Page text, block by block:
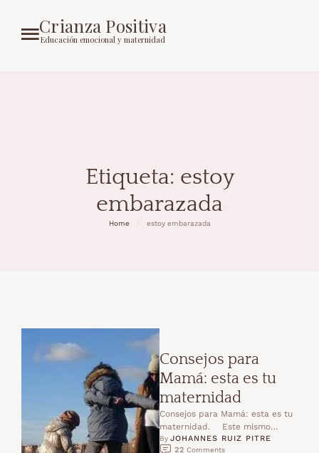
Crianza Positiva
Educación emocional y maternidad
Etiqueta: estoy
embarazada
Home estoy embarazada
Consejos para
Mamá: esta es tu
maternidad
Consejos para Mamá: esta es tu
maternidad. ⠀ Este mismo
momento, ahora. Este día. Esta
By JOHANNES RUIZ PITRE
22 Comments